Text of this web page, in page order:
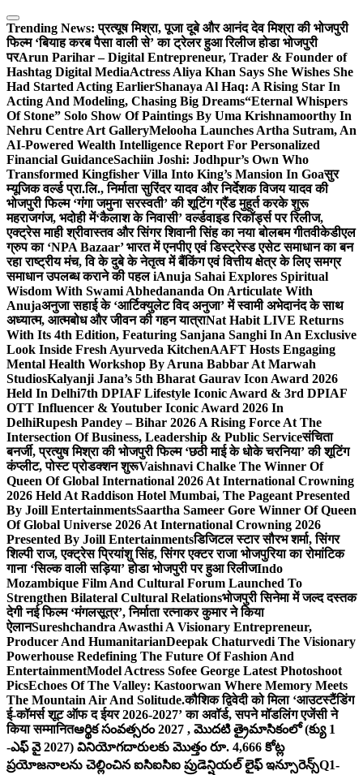
Skip
to
content
Trending News: प्रत्यूष मिश्रा, पूजा दूबे और आनंद देव मिश्रा की भोजपुरी
फिल्म ‘बियाह करब पैसा वाली से’ का ट्रेलर हुआ रिलीज होडा भोजपुरी
परArun Parihar – Digital Entrepreneur, Trader & Founder of
Hashtag Digital MediaActress Aliya Khan Says She Wishes She
Had Started Acting EarlierShanaya Al Haq: A Rising Star In
Acting And Modeling, Chasing Big Dreams“Eternal Whispers
Of Stone” Solo Show Of Paintings By Uma Krishnamoorthy In
Nehru Centre Art GalleryMelooha Launches Artha Sutram, An
AI-Powered Wealth Intelligence Report For Personalized
Financial GuidanceSachiin Joshi: Jodhpur’s Own Who
Transformed Kingfisher Villa Into King’s Mansion In Goaसुर
म्यूजिक वर्ल्ड प्रा.लि., निर्माता सुरिंदर यादव और निर्देशक विजय यादव की
भोजपुरी फिल्म ‘गंगा जमुना सरस्वती’ की शूटिंग ग्रैंड मुहूर्त करके शुरू
महराजगंज, भदोही में‘कैलाश के निवासी’ वर्ल्डवाइड रिकॉर्ड्स पर रिलीज,
एक्ट्रेस माही श्रीवास्तव और सिंगर शिवानी सिंह का नया बोलबम गीतवीकेडीएल
ग्रुप का ‘NPA Bazaar’ भारत में एनपीए एवं डिस्ट्रेस्ड एसेट समाधान का बन
रहा राष्ट्रीय मंच, वि के दुबे के नेतृत्व में बैंकिंग एवं वित्तीय क्षेत्र के लिए समग्र
समाधान उपलब्ध कराने की पहल iAnuja Sahai Explores Spiritual
Wisdom With Swami Abhedananda On Articulate With
Anujaअनुजा सहाई के ‘आर्टिक्युलेट विद अनुजा’ में स्वामी अभेदानंद के साथ
अध्यात्म, आत्मबोध और जीवन की गहन यात्राNat Habit LIVE Returns
With Its 4th Edition, Featuring Sanjana Sanghi In An Exclusive
Look Inside Fresh Ayurveda KitchenAAFT Hosts Engaging
Mental Health Workshop By Aruna Babbar At Marwah
StudiosKalyanji Jana’s 5th Bharat Gaurav Icon Award 2026
Held In Delhi7th DPIAF Lifestyle Iconic Award & 3rd DPIAF
OTT Influencer & Youtuber Iconic Award 2026 In
DelhiRupesh Pandey – Bihar 2026 A Rising Force At The
Intersection Of Business, Leadership & Public Serviceसंचिता
बनर्जी, प्रत्युष मिश्रा की भोजपुरी फिल्म ‘छठी माई के धोके चरनिया’ की शूटिंग
कंप्लीट, पोस्ट प्रोडक्शन शुरूVaishnavi Chalke The Winner Of
Queen Of Global International 2026 At International Crowning
2026 Held At Raddison Hotel Mumbai, The Pageant Presented
By Joill EntertainmentsSaartha Sameer Gore Winner Of Queen
Of Global Universe 2026 At International Crowning 2026
Presented By Joill Entertainmentsडिजिटल स्टार सौरभ शर्मा, सिंगर
शिल्पी राज, एक्ट्रेस प्रियांशु सिंह, सिंगर एक्टर राजा भोजपुरिया का रोमांटिक
गाना ‘सिल्क वाली सड़िया’ होडा भोजपुरी पर हुआ रिलीजIndo
Mozambique Film And Cultural Forum Launched To
Strengthen Bilateral Cultural Relationsभोजपुरी सिनेमा में जल्द दस्तक
देगी नई फिल्म ‘मंगलसूत्र’, निर्माता रत्नाकर कुमार ने किया
ऐलानSureshchandra Awasthi A Visionary Entrepreneur,
Producer And HumanitarianDeepak Chaturvedi The Visionary
Powerhouse Redefining The Future Of Fashion And
EntertainmentModel Actress Sofee George Latest Photoshoot
PicsEchoes Of The Valley: Kastoorwan Where Memory Meets
The Mountain Air And Solitude.कौशिक द्विवेदी को मिला ‘आउटस्टैंडिंग
ई-कॉमर्स शूट ऑफ द ईयर 2026-2027’ का अवॉर्ड, सपने मॉडलिंग एजेंसी ने
किया सम्मानितఆర్థిక సంవత్సరం 2027 , మొదటి త్రైమాసికంలో (క్యు 1
-ఎఫ్ వై 2027) వినియోగదారులకు మొత్తం రూ. 4,666 కోట్ల
ప్రయోజనాలను చెల్లించిన ఐసిఐసిఐ ప్రుడెన్షియల్ లైఫ్ ఇన్సూరెన్స్Q1-